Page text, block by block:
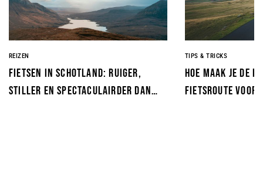
REIZEN
Fietsen in Schotland: ruiger,
stiller en spectaculairder dan
TIPS & TRICKS
Hoe maak je de
fietsroute voor